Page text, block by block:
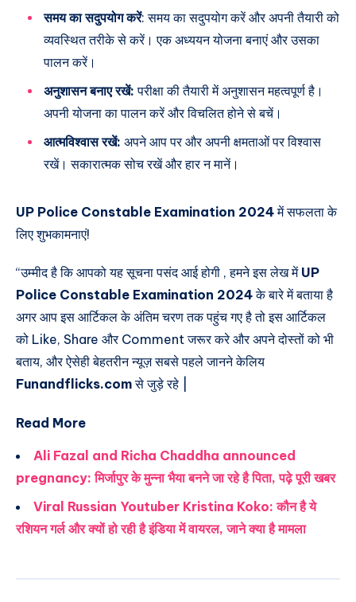
समय का सदुपयोग करें: समय का सदुपयोग करें और अपनी तैयारी को
व्यवस्थित तरीके से करें। एक अध्ययन योजना बनाएं और उसका
पालन करें।
अनुशासन बनाए रखें: परीक्षा की तैयारी में अनुशासन महत्वपूर्ण है।
अपनी योजना का पालन करें और विचलित होने से बचें।
आत्मविश्वास रखें: अपने आप पर और अपनी क्षमताओं पर विश्वास
रखें। सकारात्मक सोच रखें और हार न मानें।
UP Police Constable Examination 2024में सफलता के
लिए शुभकामनाएं!
“उम्मीद है कि आपको यह सूचना पसंद आई होगी , हमने इस लेख में UP
Police Constable Examination 2024के बारे में बताया है
अगर आप इस आर्टिकल के अंतिम चरण तक पहुंच गए है तो इस आर्टिकल
को Like, Share और Comment जरूर करे और अपने दोस्तों को भी
बताय, और ऐसेही बेहतरीन न्यूज़ सबसे पहले जानने केलिय
Funandflicks.comसे जुड़े रहे |
Read More
Ali Fazal and Richa Chaddha announced
pregnancy: मिर्जापुर के मुन्ना भैया बनने जा रहे है पिता, पढ़े पूरी खबर
Viral Russian Youtuber Kristina Koko: कौन है ये
रशियन गर्ल और क्यों हो रही है इंडिया में वायरल, जाने क्या है मामला